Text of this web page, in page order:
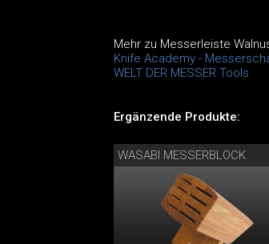
Mehr zu Messerleiste
Knife Academy -
WELT DER MESSER Tools
Ergänzende Produkte:
WASABI MESSERBLOCK